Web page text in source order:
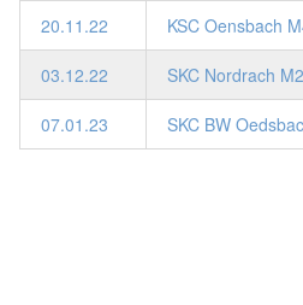
20.11.22 KSC Oensbach
03.12.22 SKC Nordrach
07.01.23 SKC BW